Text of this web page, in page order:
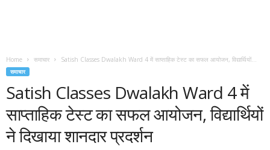
Home समाचार Satish Classes Dwalakh Ward 4 में साप्ताहिक टेस्ट का सफल आयोजन, विद्यार्थियों...
समाचार
Satish Classes Dwalakh Ward 4 में
साप्ताहिक टेस्ट का सफल आयोजन, विद्यार्थियों
ने दिखाया शानदार प्रदर्शन